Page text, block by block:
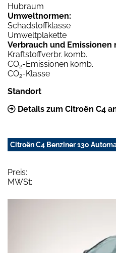
Hubraum
Umweltnormen:
Schadstoffklasse
Umweltplakette
Verbrauch und Emissionen
Kraftstoffverbr. komb.
CO2-Emissionen komb.
CO2-Klasse
Standort
Details zum Citroën C4
Citroën C4 Benziner 130
Preis:
MWSt: